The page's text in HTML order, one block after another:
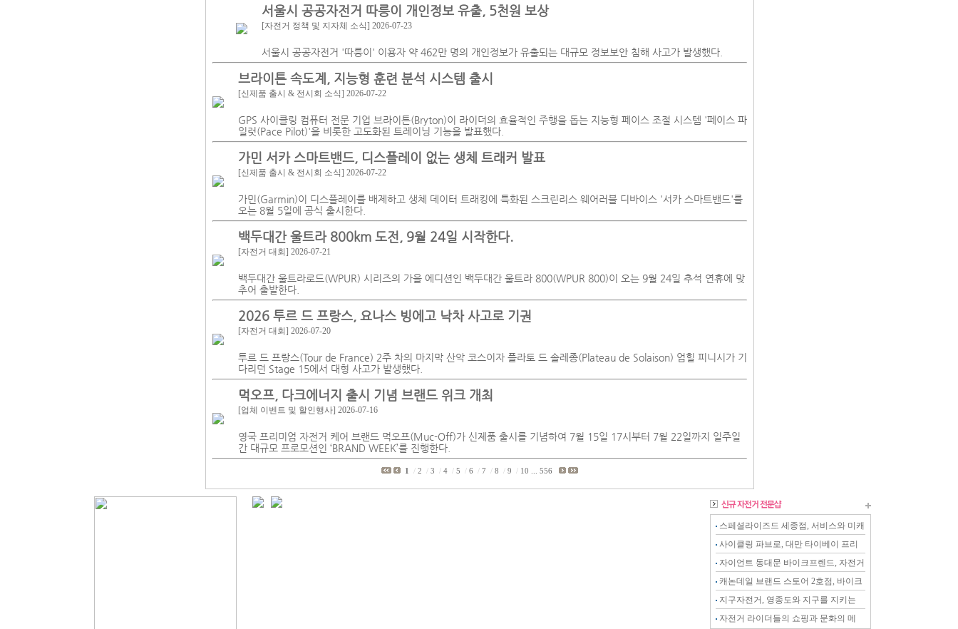
서울시 공공자전거 따릉이 개인정보 유출, 5천원 보상
[자전거 정책 및 지자체 소식] 2026-07-23
서울시 공공자전거 '따릉이' 이용자 약 462만 명의 개인정보가 유출되는 대규모 정보보안 침해 사고가 발생했다.
브라이튼 속도계, 지능형 훈련 분석 시스템 출시
[신제품 출시 & 전시회 소식] 2026-07-22
GPS 사이클링 컴퓨터 전문 기업 브라이튼(Bryton)이 라이더의 효율적인 주행을 돕는 지능형 페이스 조절 시스템 '페이스 파
일럿(Pace Pilot)'을 비롯한 고도화된 트레이닝 기능을 발표했다.
가민 서카 스마트밴드, 디스플레이 없는 생체 트래커 발표
[신제품 출시 & 전시회 소식] 2026-07-22
가민(Garmin)이 디스플레이를 배제하고 생체 데이터 트래킹에 특화된 스크린리스 웨어러블 디바이스 '서카 스마트밴드'를
오는 8월 5일에 공식 출시한다.
백두대간 울트라 800km 도전, 9월 24일 시작한다.
[자전거 대회] 2026-07-21
백두대간 울트라로드(WPUR) 시리즈의 가을 에디션인 백두대간 울트라 800(WPUR 800)이 오는 9월 24일 추석 연휴에 맞
추어 출발한다.
2026 투르 드 프랑스, 요나스 빙에고 낙차 사고로 기권
[자전거 대회] 2026-07-20
투르 드 프랑스(Tour de France) 2주 차의 마지막 산악 코스이자 플라토 드 솔레종(Plateau de Solaison) 업힐 피니시가 기
다리던 Stage 15에서 대형 사고가 발생했다.
먹오프, 다크에너지 출시 기념 브랜드 위크 개최
[업체 이벤트 및 할인행사] 2026-07-16
영국 프리미엄 자전거 케어 브랜드 먹오프(Muc-Off)가 신제품 출시를 기념하여 7월 15일 17시부터 7월 22일까지 일주일
간 대규모 프로모션인 ‘BRAND WEEK’를 진행한다.
1 /2 /3 /4 /5 /6 /7 /8 /9 /10 556
스페셜라이즈드 세종점, 서비스와 미캐
닉이 강화된 전문샵
사이클링 파브로, 대만 타이베이 프리
미엄 스토어
자이언트 동대문 바이크프렌드, 자전거
를 아는 전문 스토어
캐논데일 브랜드 스토어 2호점, 바이크
온 천안점
지구자전거, 영종도와 지구를 지키는
자전거 전문샵
자전거 라이더들의 쇼핑과 문화의 메